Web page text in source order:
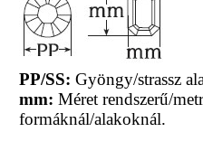
PP/SS: Gyöngy/strassz
mm: Méret rendszerű/
formáknál/alakoknál.